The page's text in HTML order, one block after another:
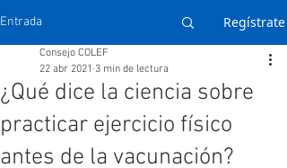
Entrada Regístrate
¿Qué dice la ciencia sobre
practicar ejercicio físico
antes de la vacunación?
Consejo COLEF
22 abr 2021 3 min de lectura